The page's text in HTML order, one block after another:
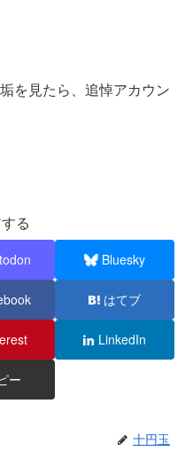
を見たら、追悼アカウン
る
Bluesky
はてブ
LinkedIn
ー
十円玉